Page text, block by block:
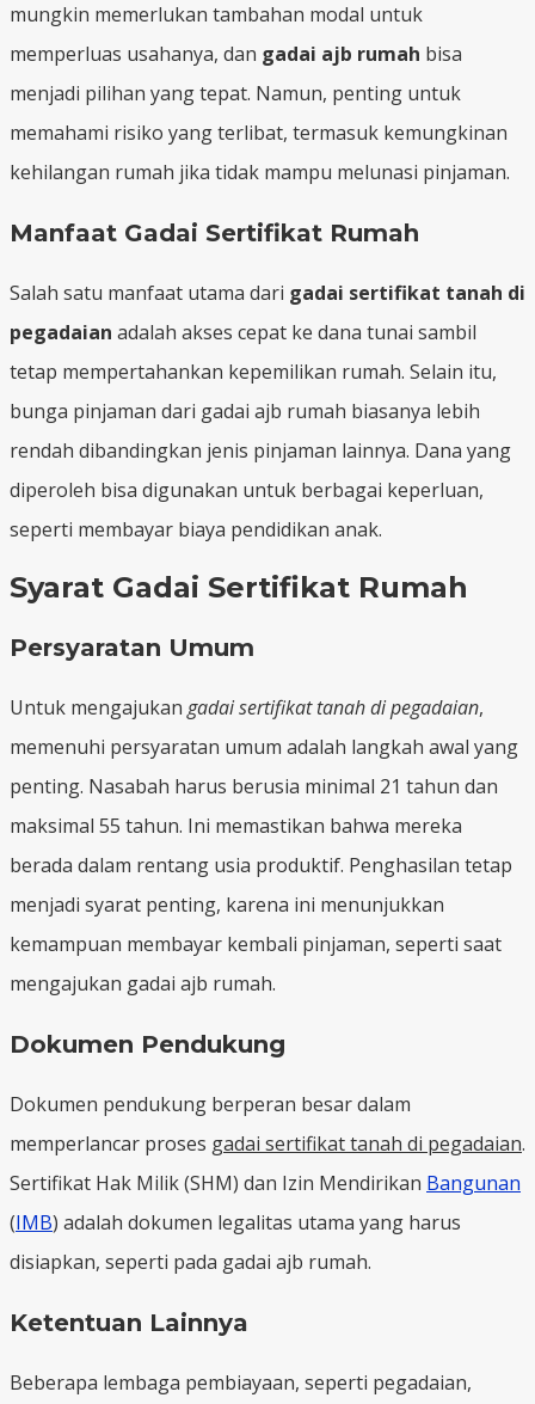
mungkin memerlukan tambahan modal untuk
memperluas usahanya, dan gadai ajb rumah bisa
menjadi pilihan yang tepat. Namun, penting untuk
memahami risiko yang terlibat, termasuk kemungkinan
kehilangan rumah jika tidak mampu melunasi pinjaman.
Manfaat Gadai Sertifikat Rumah
Salah satu manfaat utama dari gadai sertifikat tanah di
pegadaian adalah akses cepat ke dana tunai sambil
tetap mempertahankan kepemilikan rumah. Selain itu,
bunga pinjaman dari gadai ajb rumah biasanya lebih
rendah dibandingkan jenis pinjaman lainnya. Dana yang
diperoleh bisa digunakan untuk berbagai keperluan,
seperti membayar biaya pendidikan anak.
Syarat Gadai Sertifikat Rumah
Persyaratan Umum
Untuk mengajukan gadai sertifikat tanah di pegadaian,
memenuhi persyaratan umum adalah langkah awal yang
penting. Nasabah harus berusia minimal 21 tahun dan
maksimal 55 tahun. Ini memastikan bahwa mereka
berada dalam rentang usia produktif. Penghasilan tetap
menjadi syarat penting, karena ini menunjukkan
kemampuan membayar kembali pinjaman, seperti saat
mengajukan gadai ajb rumah.
Dokumen Pendukung
Dokumen pendukung berperan besar dalam
memperlancar proses gadai sertifikat tanah di pegadaian.
Sertifikat Hak Milik (SHM) dan Izin Mendirikan Bangunan
(IMB) adalah dokumen legalitas utama yang harus
disiapkan, seperti pada gadai ajb rumah.
Ketentuan Lainnya
Beberapa lembaga pembiayaan, seperti pegadaian,